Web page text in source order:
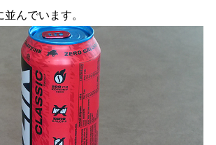
んでいます。